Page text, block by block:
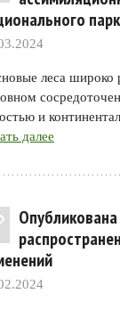
леса широко
и
далее